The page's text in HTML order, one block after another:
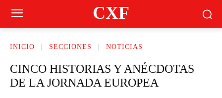
CXF
INICIO SECCIONES NOTICIAS
CINCO HISTORIAS Y ANÉCDOTAS
DE LA JORNADA EUROPEA